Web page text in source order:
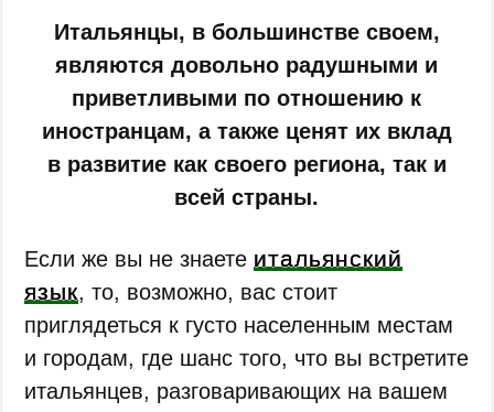
Итальянцы, в большинстве своем,
являются довольно радушными и
приветливыми по отношению к
иностранцам, а также ценят их вклад
в развитие как своего региона, так и
всей страны.
Если же вы не знаете итальянский
язык, то, возможно, вас стоит
приглядеться к густо населенным местам
и городам, где шанс того, что вы встретите
итальянцев, разговаривающих на вашем